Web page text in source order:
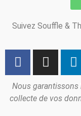
Suivez Souffle &
Nous garantissons
collecte de vos